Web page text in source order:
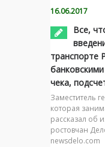
16.06.2017
Все,
транспорте
чека,
Заместитель
которая
рассказал об
ростовчан
newsdelo.com